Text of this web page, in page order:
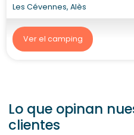
Les Cévennes, Alès
Ver el camping
Lo que opinan
clientes